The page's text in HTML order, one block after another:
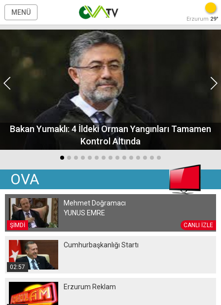
MENÜ
Erzurum 29°
Bakan Yumaklı: 4 İldeki Orman Yangınları Tamamen
Kontrol Altında
OVA
ŞİMDİ CANLI İZLE
Mehmet Doğramacı
YUNUS EMRE
02:57
Cumhurbaşkanlığı Startı
Erzurum Reklam